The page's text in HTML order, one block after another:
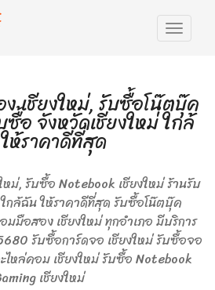
เชียงใหม่, รับซื้อโน๊ตบุ๊ค
ซื้อ จังหวัดเชียงใหม่ ใกล้
ห้ราคาดีที่สุด
ม่, รับซื้อ Notebook เชียงใหม่ ร้านรับ
กล้ฉัน ให้ราคาดีที่สุด รับซื้อโน๊ตบุ๊ค
มือสอง เชียงใหม่ ทุกอำเภอ มีบริการ
รับซื้อการ์ดจอ เชียงใหม่ รับซื้อจอ
หล่คอม เชียงใหม่ รับซื้อ Notebook
เชียงใหม่